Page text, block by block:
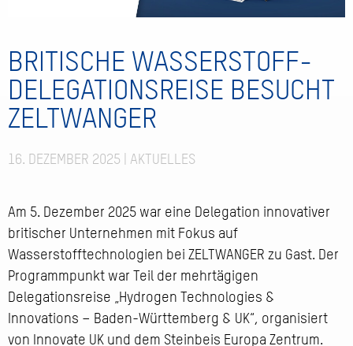
BRITISCHE WASSERSTOFF-
DELEGATIONSREISE BESUCHT
ZELTWANGER
16. DEZEMBER 2025 AKTUELLES
Am 5. Dezember 2025 war eine Delegation innovativer
britischer Unternehmen mit Fokus auf
Wasserstofftechnologien bei ZELTWANGER zu Gast. Der
Programmpunkt war Teil der mehrtägigen
Delegationsreise „Hydrogen Technologies &
Innovations – Baden-Württemberg & UK“, organisiert
von Innovate UK und dem Steinbeis Europa Zentrum.